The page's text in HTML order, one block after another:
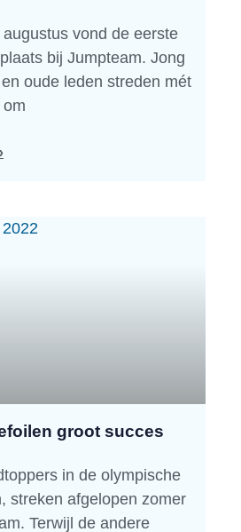
vond de eerste
bij Jumpteam. Jong
oude leden streden mét
groot succes
in de olympische
streken afgelopen zomer
Terwijl de andere